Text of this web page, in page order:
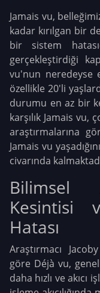
Jamais vu,
kadar kırılgan bir
bir sistem
gerçekleştirdiği
vu'nun neredeyse
özellikle 20'li
durumu en az bir
karşılık Jamais vu,
araştırmalarına
Jamais vu
civarında
Bilimsel
Kesintisi
Hatası
Araştırmacı
göre Déjà vu,
daha hızlı ve